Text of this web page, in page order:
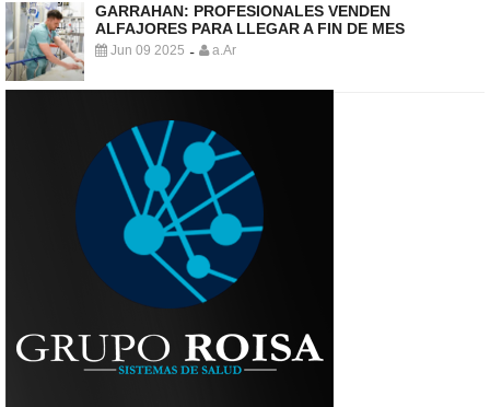
GARRAHAN: PROFESIONALES VENDEN
ALFAJORES PARA LLEGAR A FIN DE MES
Jun 09 2025 - a.Ar